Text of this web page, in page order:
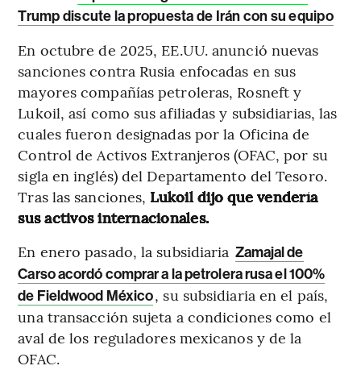
Trump discute la propuesta de Irán con su equipo
En octubre de 2025, EE.UU. anunció nuevas
sanciones contra Rusia enfocadas en sus
mayores compañías petroleras, Rosneft y
Lukoil, así como sus afiliadas y subsidiarias, las
cuales fueron designadas por la Oficina de
Control de Activos Extranjeros (OFAC, por su
sigla en inglés) del Departamento del Tesoro.
Tras las sanciones, Lukoil dijo que vendería
sus activos internacionales.
En enero pasado, la subsidiaria Zamajal de
Carso acordó comprar a la petrolera rusa el 100%
de Fieldwood México, su subsidiaria en el país,
una transacción sujeta a condiciones como el
aval de los reguladores mexicanos y de la
OFAC.